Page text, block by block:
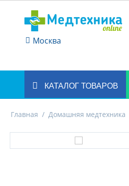
Москва
КАТАЛОГ ТОВАРОВ
Главная / Домашняя медтехника